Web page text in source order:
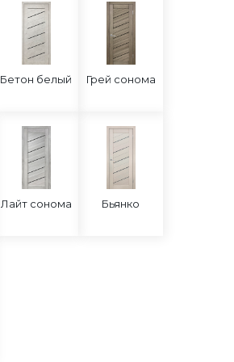
Бетон белый Грей сонома
Лайт сонома Бьянко